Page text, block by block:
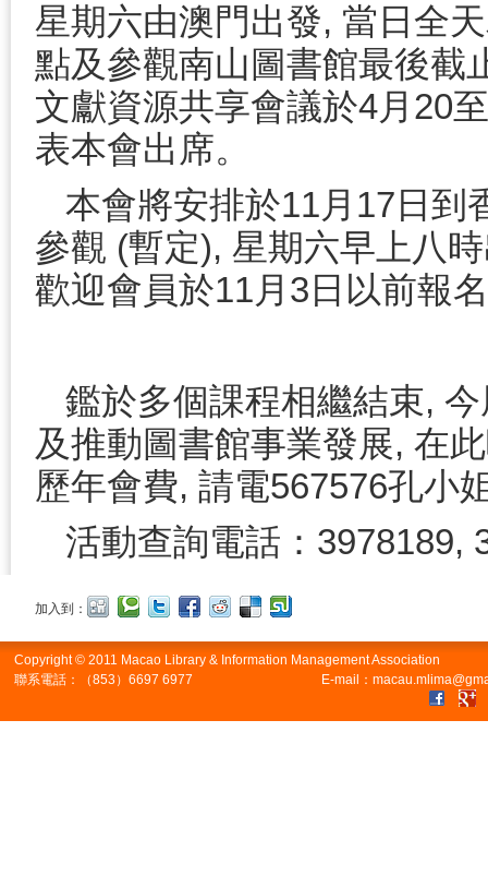
星期六由澳門出發, 當日全
點及參觀南山圖書館最後截
文獻資源共享會議於4月20
表本會出席。
本會將安排於11月17日到
參觀 (暫定), 星期六早上八
歡迎會員於11月3日以前報
鑑於多個課程相繼結束,
及推動圖書館事業發展, 在
歷年會費, 請電567576孔小
活動查詢電話：3978189,
加入到：
Copyright © 2011 Macao Library & Information Management Association
聯系電話：（853）6697 6977
E-mail：